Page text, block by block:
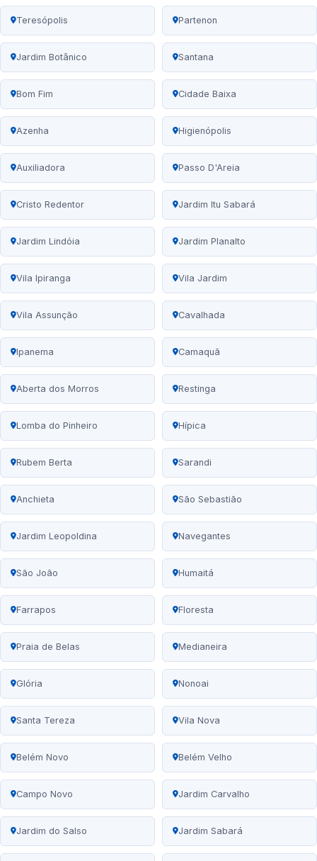
Teresópolis Partenon
Jardim Botânico Santana
Bom Fim Cidade Baixa
Azenha Higienópolis
Auxiliadora Passo D'Areia
Cristo Redentor Jardim Itu Sabará
Jardim Lindóia Jardim Planalto
Vila Ipiranga Vila Jardim
Vila Assunção Cavalhada
Ipanema Camaquã
Aberta dos Morros Restinga
Lomba do Pinheiro Hípica
Rubem Berta Sarandi
Anchieta São Sebastião
Jardim Leopoldina Navegantes
São João Humaitá
Farrapos Floresta
Praia de Belas Medianeira
Glória Nonoai
Santa Tereza Vila Nova
Belém Novo Belém Velho
Campo Novo Jardim Carvalho
Jardim do Salso Jardim Sabará